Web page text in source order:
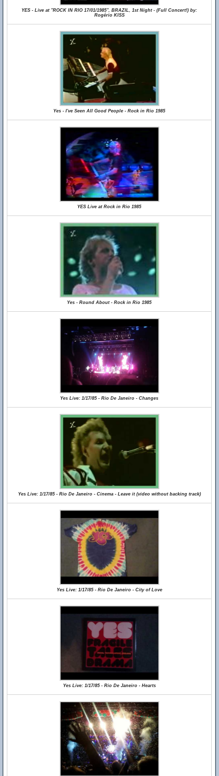
YES - Live at "ROCK IN RIO 17/01/1985", BRAZIL, 1st Night - (Full Concert!) by:
Rogério KISS
Yes - I've Seen All Good People - Rock in Rio 1985
YES Live at Rock in Rio 1985
Yes - Round About - Rock in Rio 1985
Yes Live: 1/17/85 - Rio De Janeiro - Changes
Yes Live: 1/17/85 - Rio De Janeiro - Cinema - Leave it (video without backing track)
Yes Live: 1/17/85 - Rio De Janeiro - City of Love
Yes Live: 1/17/85 - Rio De Janeiro - Hearts